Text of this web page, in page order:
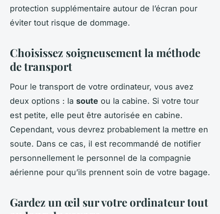
protection supplémentaire autour de l’écran pour
éviter tout risque de dommage.
Choisissez soigneusement la méthode
de transport
Pour le transport de votre ordinateur, vous avez
deux options : la soute ou la cabine. Si votre tour
est petite, elle peut être autorisée en cabine.
Cependant, vous devrez probablement la mettre en
soute. Dans ce cas, il est recommandé de notifier
personnellement le personnel de la compagnie
aérienne pour qu’ils prennent soin de votre bagage.
Gardez un œil sur votre ordinateur tout